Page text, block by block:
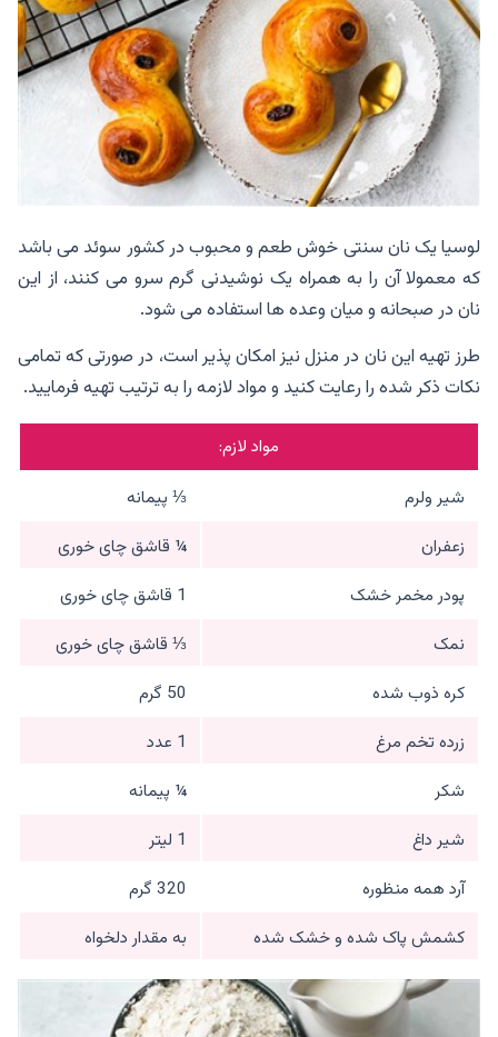
لوسیا یک نان سنتی خوش طعم و محبوب در کشور سوئد می باشد
که معمولا آن را به همراه یک نوشیدنی گرم سرو می کنند، از این
نان در صبحانه و میان وعده ها استفاده می شود.
طرز تهیه این نان در منزل نیز امکان پذیر است، در صورتی که تمامی
نکات ذکر شده را رعایت کنید و مواد لازمه را به ترتیب تهیه فرمایید.
مواد لازم:
شیر ولرم
⅓ پیمانه
زعفران
¼ قاشق چای خوری
پودر مخمر خشک
1 قاشق چای خوری
نمک
⅓ قاشق چای خوری
کره ذوب شده
50 گرم
زرده تخم مرغ
1 عدد
شکر
¼ پیمانه
شیر داغ
1 لیتر
آرد همه منظوره
320 گرم
کشمش پاک شده و خشک شده
به مقدار دلخواه